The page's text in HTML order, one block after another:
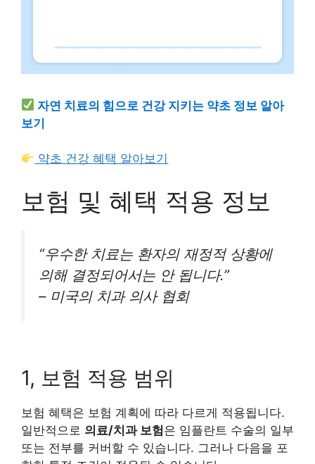
자연 치료의 힘으로 건강 지키는 약초 정보 알아
보기
약초 건강 혜택 알아보기
보험 및 혜택 적용 정보
“우수한 치료는 환자의 재정적 상황에
의해 결정되어서는 안 됩니다.”
– 미국의 치과 의사 협회
1, 보험 적용 범위
보험 혜택은 보험 계획에 따라 다르게 적용됩니다.
일반적으로 의료/치과 보험은 임플란트 수술의 일부
또는 전부를 커버할 수 있습니다. 그러나 다음을 포